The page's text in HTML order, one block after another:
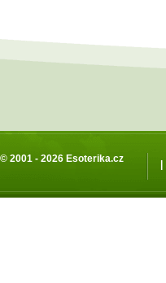
© 2001 - 2026 Esoterika.cz